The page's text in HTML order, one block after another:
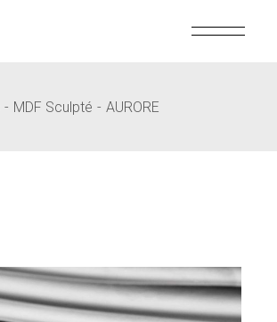
MDF Sculpté AURORE